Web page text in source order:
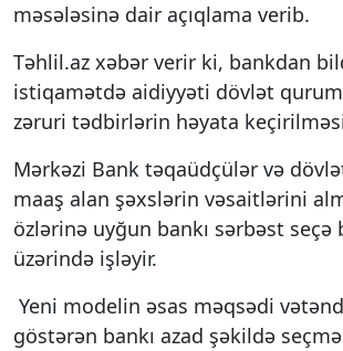
məsələsinə dair açıqlama verib.
Təhlil.az xəbər verir ki, bankdan
istiqamətdə aidiyyəti dövlət
zəruri tədbirlərin həyata
Mərkəzi Bank təqaüdçülər və
maaş alan şəxslərin vəsaitlərini
özlərinə uyğun bankı sərbəst seçə
üzərində işləyir.
Yeni modelin əsas məqsədi
göstərən bankı azad şəkildə